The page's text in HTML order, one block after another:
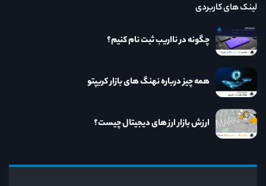
لینک های کاربردی
چگونه در نااریب ثبت نام کنیم؟
همه چیز درباره نهنگ های بازار کریپتو
ارزش بازار ارز های دیجیتال چیست؟